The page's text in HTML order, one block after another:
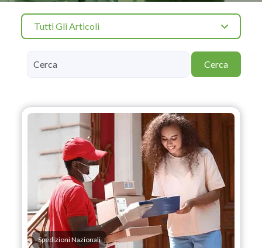
Tutti Gli Articoli
Cerca
Spedizioni Nazionali